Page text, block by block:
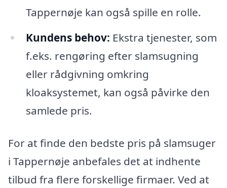
Tappernøje kan også spille en rolle.
Kundens behov: Ekstra tjenester, som
f.eks. rengøring efter slamsugning
eller rådgivning omkring
kloaksystemet, kan også påvirke den
samlede pris.
For at finde den bedste pris på slamsuger
i Tappernøje anbefales det at indhente
tilbud fra flere forskellige firmaer. Ved at